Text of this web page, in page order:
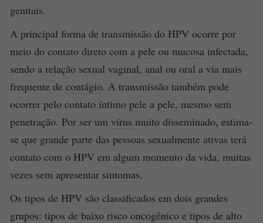
genitais.
A principal forma de transmissão do HPV ocorre por
meio do contato direto com a pele ou mucosa infectada,
sendo a relação sexual vaginal, anal ou oral a via mais
frequente de contágio. A transmissão também pode
ocorrer pelo contato íntimo pele a pele, mesmo sem
penetração. Por ser um vírus muito disseminado, estima-
se que grande parte das pessoas sexualmente ativas terá
contato com o HPV em algum momento da vida, muitas
vezes sem apresentar sintomas.
Os tipos de HPV são classificados em dois grandes
grupos: tipos de baixo risco oncogênico e tipos de alto